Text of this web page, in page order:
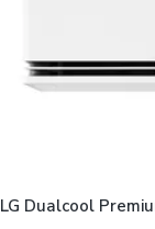
LG Dualcool